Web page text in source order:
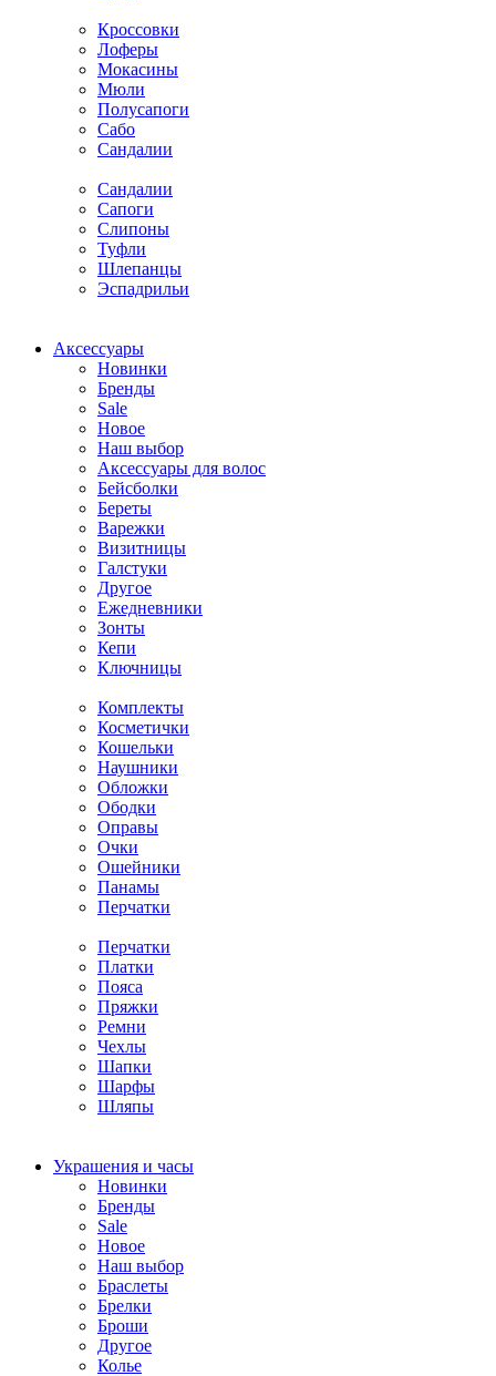
Кроссовки
Лоферы
Мокасины
Мюли
Полусапоги
Сабо
Сандалии
Сандалии
Сапоги
Слипоны
Туфли
Шлепанцы
Эспадрильи
Аксессуары
Новинки
Бренды
Sale
Новое
Наш выбор
Аксессуары для волос
Бейсболки
Береты
Варежки
Визитницы
Галстуки
Другое
Ежедневники
Зонты
Кепи
Ключницы
Комплекты
Косметички
Кошельки
Наушники
Обложки
Ободки
Оправы
Очки
Ошейники
Панамы
Перчатки
Перчатки
Платки
Пояса
Пряжки
Ремни
Чехлы
Шапки
Шарфы
Шляпы
Украшения и часы
Новинки
Бренды
Sale
Новое
Наш выбор
Браслеты
Брелки
Броши
Другое
Колье